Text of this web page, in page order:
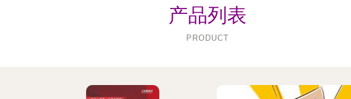
产品列表
PRODUCT